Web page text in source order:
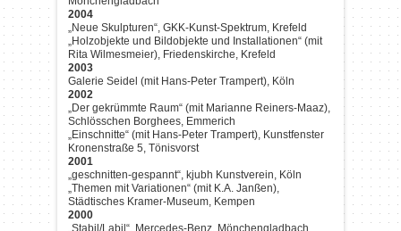
2004
„Neue Skulpturen“, GKK-Kunst-Spektrum, Krefeld
„Holzobjekte und Bildobjekte und Installationen“ (mit
Rita Wilmesmeier), Friedenskirche, Krefeld
2003
Galerie Seidel (mit Hans-Peter Trampert), Köln
2002
„Der gekrümmte Raum“ (mit Marianne Reiners-Maaz),
Schlösschen Borghees, Emmerich
„Einschnitte“ (mit Hans-Peter Trampert), Kunstfenster
Kronenstraße 5, Tönisvorst
2001
„geschnitten-gespannt“, kjubh Kunstverein, Köln
„Themen mit Variationen“ (mit K.A. Janßen),
Städtisches Kramer-Museum, Kempen
2000
„Stabil/Labil“, Mercedes-Benz, Mönchengladbach